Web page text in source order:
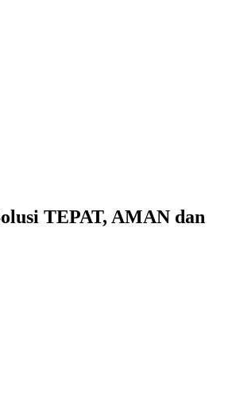
TEPAT, AMAN dan